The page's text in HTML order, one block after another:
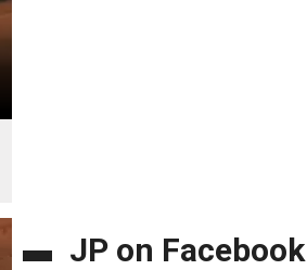
JP on Facebook